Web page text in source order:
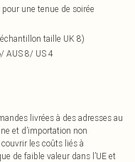
une tenue de soirée
taille UK 8)
AUS 8/ US 4
livrées à des adresses au
et d’importation non
les coûts liés à
de faible valeur dans l’UE et